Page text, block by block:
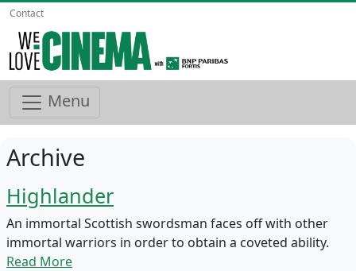
Contact
Menu
Archive
Highlander
An immortal Scottish swordsman faces off with other
immortal warriors in order to obtain a coveted ability.
Read More